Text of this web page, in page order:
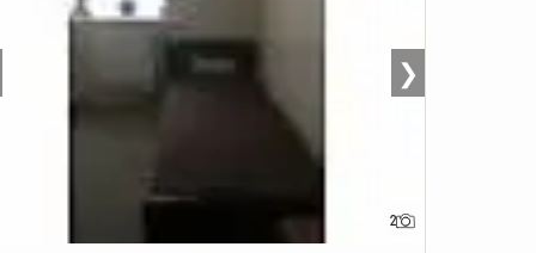
2
❯